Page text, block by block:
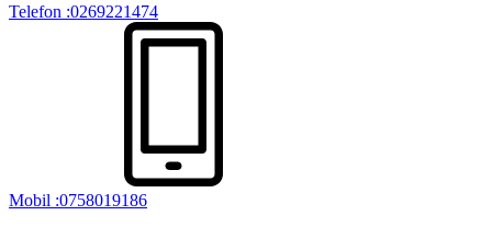
Telefon :0269221474
Mobil :0758019186